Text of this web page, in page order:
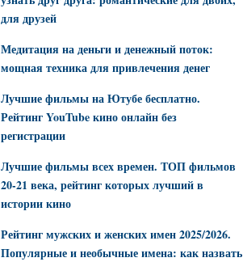
для друзей
Медитация на деньги и денежный поток:
мощная техника для привлечения денег
Лучшие фильмы на Ютубе бесплатно.
Рейтинг YouTube кино онлайн без
регистрации
Лучшие фильмы всех времен. ТОП фильмов
20-21 века, рейтинг которых лучший в
истории кино
Рейтинг мужских и женских имен 2025/2026.
Популярные и необычные имена: как назвать